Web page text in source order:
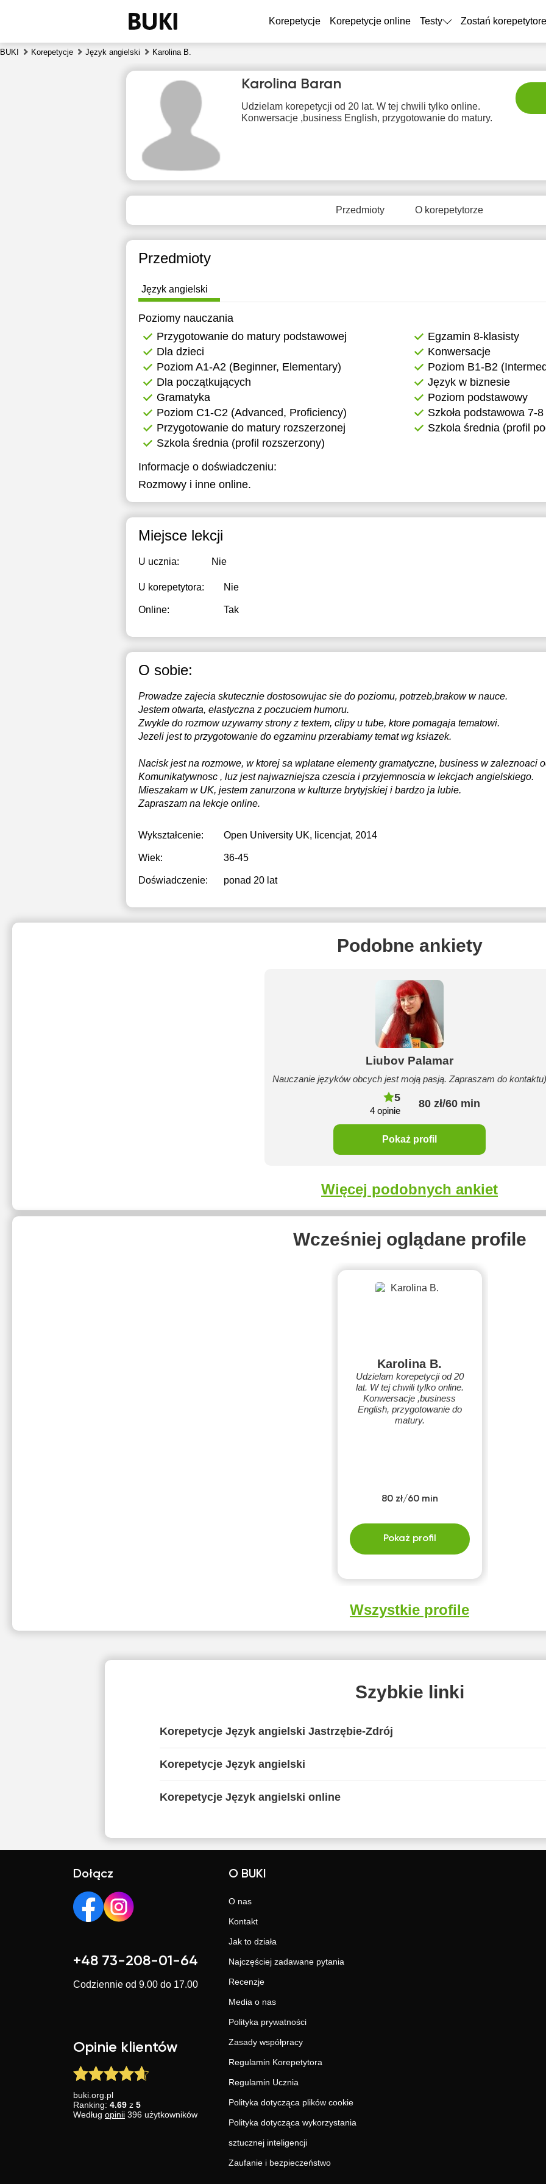
Korepetycje Korepetycje online Testy Zostań
BUKI Korepetycje Język angielski Karolina B.
Karolina Baran
Udzielam korepetycji od 20 lat. W tej chwili tylko online.
Konwersacje ,business English, przygotowanie do matury.
Przedmioty O korepetytorze
Przedmioty
Język angielski
Poziomy nauczania
Przygotowanie do matury podstawowej
Egzamin 8-klasisty
Dla dzieci
Konwersacje
Poziom A1-A2 (Beginner, Elementary)
Poziom B1-B2
Dla początkujących
Język w biznesie
Gramatyka
Poziom podstawowy
Poziom C1-C2 (Advanced, Proficiency)
Szkoła podstawowa 7-
Przygotowanie do matury rozszerzonej
Szkola średnia (profil
Szkola średnia (profil rozszerzony)
Informacje o doświadczeniu:
Rozmowy i inne online.
Miejsce lekcji
U ucznia: Nie
U korepetytora: Nie
Online: Tak
O sobie:
Prowadze zajecia skutecznie dostosowujac sie do poziomu, potrzeb,brakow w nauce.
Jestem otwarta, elastyczna z poczuciem humoru.
Zwykle do rozmow uzywamy strony z textem, clipy u tube, ktore pomagaja tematowi.
Jezeli jest to przygotowanie do egzaminu przerabiamy temat wg ksiazek.
Nacisk jest na rozmowe, w ktorej sa wplatane elementy gramatyczne, business w zaleznoaci
Komunikatywnosc , luz jest najwazniejsza czescia i przyjemnoscia w lekcjach angielskiego.
Mieszakam w UK, jestem zanurzona w kulturze brytyjskiej i bardzo ja lubie.
Zapraszam na lekcje online.
Wykształcenie: Open University UK, licencjat, 2014
Wiek: 36-45
Doświadczenie: ponad 20 lat
Podobne ankiety
Liubov Palamar
Nauczanie języków obcych jest moją pasją. Zapraszam do kontaktu)
5
4 opinie
80 zł/60 min
Pokaż profil
Więcej podobnych ankiet
Wcześniej oglądane profile
Karolina B.
Udzielam korepetycji od 20
lat. W tej chwili tylko online.
Konwersacje ,business
English, przygotowanie do
matury.
80 zł/60 min
Pokaż profil
Wszystkie profile
Szybkie linki
Korepetycje Język angielski Jastrzębie-Zdrój
Korepetycje Język angielski
Korepetycje Język angielski online
czw
6
7
8
9
10
11
19:30
20:00
19:00 10:30
12:30
10:30
12:30
Brak
dostępnych
Dołącz
+48 73-208-01-64
Codziennie od 9.00 do 17.00
Opinie klientów
buki.org.pl
Ranking: 4.69 z 5
Według opinii 396 użytkowników
O BUKI
O nas
Kontakt
Jak to działa
Najczęściej zadawane pytania
Recenzje
Media o nas
Polityka prywatności
Zasady współpracy
Regulamin Korepetytora
Regulamin Ucznia
Polityka dotycząca plików cookie
Polityka dotycząca wykorzystania
sztucznej inteligencji
Zaufanie i bezpieczeństwo